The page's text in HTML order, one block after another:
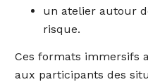
un atelier autour
risque.
Ces formats immersifs
aux participants des